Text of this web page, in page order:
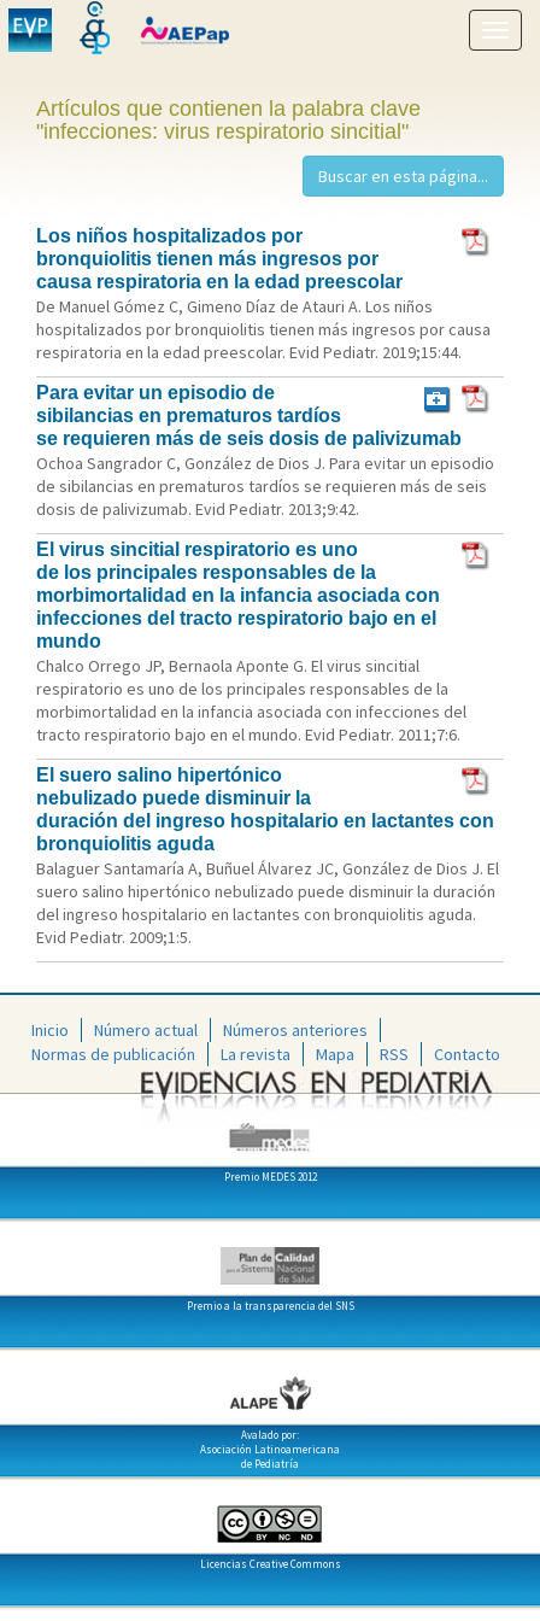
menú
Artículos que contienen la palabra clave
"infecciones: virus respiratorio sincitial"
Los niños hospitalizados por
bronquiolitis tienen más ingresos por
causa respiratoria en la edad preescolar
De Manuel Gómez C, Gimeno Díaz de Atauri A. Los niños
hospitalizados por bronquiolitis tienen más ingresos por causa
respiratoria en la edad preescolar. Evid Pediatr. 2019;15:44.
Para evitar un episodio de
sibilancias en prematuros tardíos
se requieren más de seis dosis de palivizumab
Ochoa Sangrador C, González de Dios J. Para evitar un episodio
de sibilancias en prematuros tardíos se requieren más de seis
dosis de palivizumab. Evid Pediatr. 2013;9:42.
El virus sincitial respiratorio es uno
de los principales responsables de la
morbimortalidad en la infancia asociada con
infecciones del tracto respiratorio bajo en el
mundo
Chalco Orrego JP, Bernaola Aponte G. El virus sincitial
respiratorio es uno de los principales responsables de la
morbimortalidad en la infancia asociada con infecciones del
tracto respiratorio bajo en el mundo. Evid Pediatr. 2011;7:6.
El suero salino hipertónico
nebulizado puede disminuir la
duración del ingreso hospitalario en lactantes con
bronquiolitis aguda
Balaguer Santamaría A, Buñuel Álvarez JC, González de Dios J. El
suero salino hipertónico nebulizado puede disminuir la duración
del ingreso hospitalario en lactantes con bronquiolitis aguda.
Evid Pediatr. 2009;1:5.
Inicio Número actual
Números anteriores
Normas de publicación
La revista Mapa RSS Contacto
Premio MEDES 2012
Premio a la transparencia del SNS
Avalado por:
Asociación Latinoamericana
de Pediatría
Licencias Creative Commons